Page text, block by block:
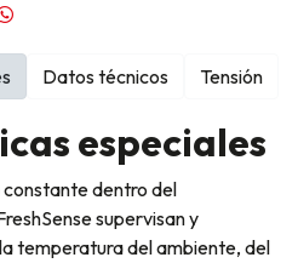
especiales
constante dentro del
supervisan y
temperatura del ambiente, del
Datos técnicos Tensión